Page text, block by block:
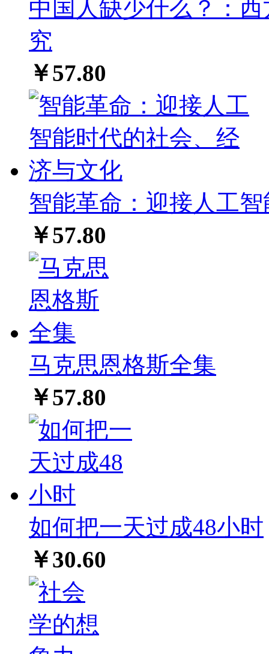
中国人缺少什么？：
究
￥57.80
智能革命：迎接人工
￥57.80
马克思恩格斯全集
￥57.80
如何把一天过成48小时
￥30.60